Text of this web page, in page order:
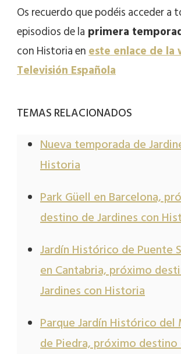
Os recuerdo que podéis acceder a
episodios de la primera
con Historia eneste enlace de la
Televisión Española
TEMAS RELACIONADOS
Nueva temporada de
Historia
Park Güell en Barcelona,
destino de Jardines con
Jardín Histórico de Puente
en Cantabria, próximo
Jardines con Historia
Parque Jardín Histórico
de Piedra, próximo destino